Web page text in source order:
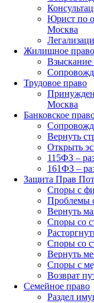
Юрист по
Москва
Жилищное право
Взыскание
Трудовое право
Москва
Банковское
Вернуть
Открыть
115ФЗ –
161ФЗ –
Защита Прав
Споры с
Проблемы
Вернуть
Споры со
Споры со
Вернуть
Споры с
Возврат
Семейное право
Раздел